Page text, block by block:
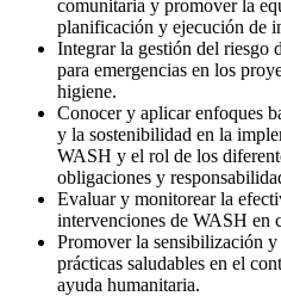
comunitaria y promover la
planificación y ejecución de
Integrar la gestión del riesgo
para emergencias en los
higiene.
Conocer y aplicar enfoques
y la sostenibilidad en la
WASH y el rol de los
obligaciones y
Evaluar y monitorear la
intervenciones de WASH en
Promover la sensibilización
prácticas saludables en el
ayuda humanitaria.